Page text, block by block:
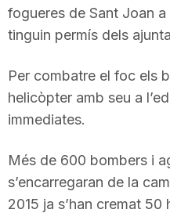
g
a
fogueres de Sant Joan
tinguin permís dels
Per combatre el foc els
helicòpter amb seu a
immediates.
Més de 600 bombers i
s’encarregaran de la
2015 ja s’han cremat